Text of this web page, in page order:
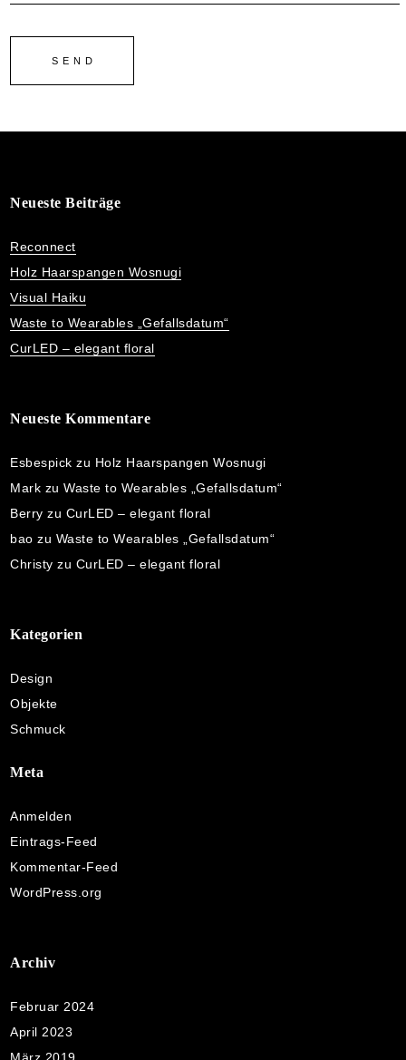
Neueste Beiträge
Reconnect
Holz Haarspangen Wosnugi
Visual Haiku
Waste to Wearables „Gefallsdatum“
CurLED – elegant floral
Neueste Kommentare
Esbespick zu Holz Haarspangen Wosnugi
Mark zuWaste to Wearables „Gefallsdatum“
Berry zu CurLED – elegant floral
bao zu Waste to Wearables „Gefallsdatum“
Christy zu CurLED – elegant floral
Kategorien
Design
Objekte
Schmuck
Meta
Anmelden
Eintrags-Feed
Kommentar-Feed
WordPress.org
Archiv
Februar 2024
April 2023